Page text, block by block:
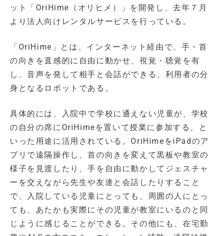
ット「OriHime（オリヒメ）」を開発し、去年７月
より法人向けレンタルサービスを行っている。
「OriHime」とは、インターネット経由で、手・首
の向きを直感的に自由に動かせ、視覚・聴覚を有
し、音声を発して相手と会話ができる、利用者の分
身となるロボットである。
具体的には、入院中で学校に通えない児童が、学校
の自分の席にOriHimeを置いて授業に参加する、と
いった用途に活用されている。OriHimeをiPadのア
プリで遠隔操作し、首の向きを変えて黒板や教室の
様子を見渡したり、手を自由に動かしてジェスチャ
ーを交えながら先生や友達と会話したりすること
で、入院している児童にとっても、周囲の人にとっ
ても、あたかも実際にその児童が教室にいるのと同
じように感じることができる。その他にも、在宅勤